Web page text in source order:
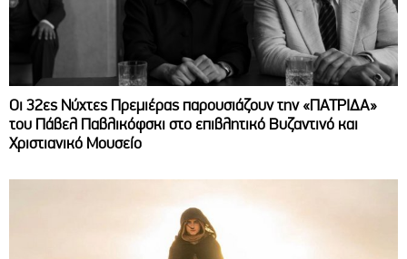
Οι 32ες Νύχτες Πρεμιέρας παρουσιάζουν την «ΠΑΤΡΙΔΑ»
του Πάβελ Παβλικόφσκι στο επιβλητικό Βυζαντινό και
Χριστιανικό Μουσείο